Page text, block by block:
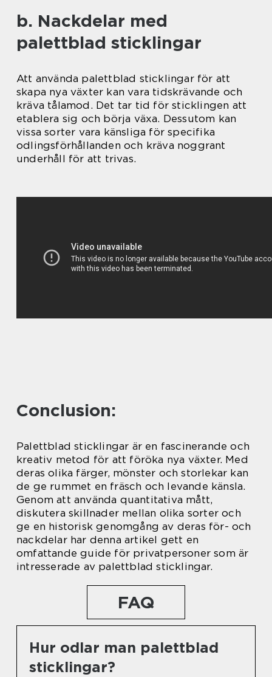
b. Nackdelar med
palettblad sticklingar
Att använda palettblad sticklingar för att
skapa nya växter kan vara tidskrävande och
kräva tålamod. Det tar tid för sticklingen att
etablera sig och börja växa. Dessutom kan
vissa sorter vara känsliga för specifika
odlingsförhållanden och kräva noggrant
underhåll för att trivas.
Conclusion:
Palettblad sticklingar är en fascinerande och
kreativ metod för att föröka nya växter. Med
deras olika färger, mönster och storlekar kan
de ge rummet en fräsch och levande känsla.
Genom att använda quantitativa mått,
diskutera skillnader mellan olika sorter och
ge en historisk genomgång av deras för- och
nackdelar har denna artikel gett en
omfattande guide för privatpersoner som är
intresserade av palettblad sticklingar.
FAQ
Hur odlar man palettblad
sticklingar?